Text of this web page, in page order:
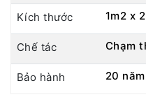
Kích thước 1m2 x
Chế tác Chạm
Bảo hành 20 năm